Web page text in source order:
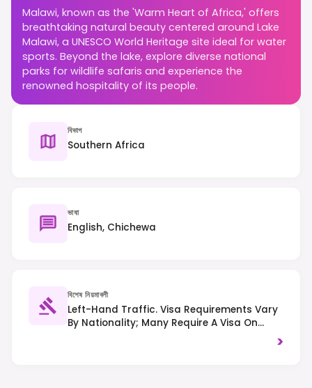
Malawi, known as the 'Warm Heart of Africa,' offers
breathtaking natural beauty centered around Lake
Malawi, a UNESCO World Heritage site ideal for water
sports. Beyond the lake, explore diverse national
parks for wildlife safaris and experience the
renowned hospitality of its people.
বিভাগ
Southern Africa
ভাষা
English, Chichewa
বিশেষ নিয়মাবলী
Left-Hand Traffic. Visa Requirements Vary
By Nationality; Many Require A Visa On
>